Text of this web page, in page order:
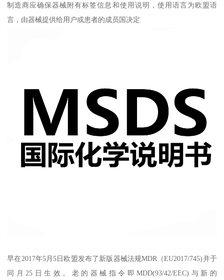
制造商应确保器械附有标签信息和使用说明，使用语言为欧盟语
言，由器械提供给用户或患者的成员国决定
早在2017年5月5日欧盟发布了新版器械法规MDR（EU2017/745)并于
同月25日生效。老的器械指令即MDD(93/42/EEC)与新的